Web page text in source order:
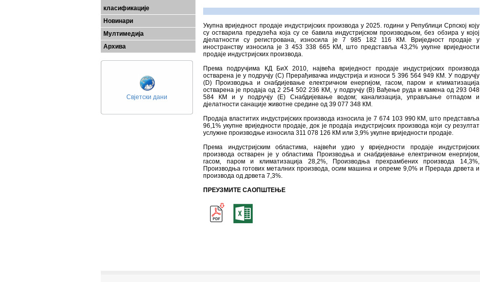
класификације
Новинари
Мултимедија
Архива
Свјетски дани
Укупна вриједност продаје индустријских производа у 2025. години у Републици Српској коју
су остварила предузећа која су се бавила индустријском производњом, без обзира у којој
дјелатности су регистрована, износила је 7 985 182 116 КМ. Вриједност продаје у
иностранству износила је 3 453 338 665 КМ, што представља 43,2% укупне вриједности
продаје индустријских производа.
Према подручјима КД БиХ 2010, највећа вриједност продаје индустријских производа
остварена је у подручју (С) Прерађивачка индустрија и износи 5 396 564 949 КМ. У подручју
(D) Производња и снабдијевање електричном енергијом, гасом, паром и климатизација
остварена је продаја од 2 254 502 236 КМ, у подручју (B) Вађење руда и камена од 293 048
584 КМ и у подручју (Е) Снабдијевање водом; канализација, управљање отпадом и
дјелатности санације животне средине од 39 077 348 КМ.
Продаја властитих индустријских производа износила је 7 674 103 990 КМ, што представља
96,1% укупне вриједности продаје, док је продаја индустријских производа који су резултат
услужне производње износила 311 078 126 КМ или 3,9% укупне вриједности продаје.
Према индустријским областима, највећи удио у вриједности продаје индустријских
производа остварен је у областима Производњa и снабдијевање eлектричном енергијом,
гасом, паром и климатизација 28,2%, Производњa прехрамбених производа 14,3%,
Производњa готових металних производа, осим машина и опреме 9,0% и Прерадa дрвета и
производа од дрвета 7,3%.
ПРЕУЗМИТЕ САОПШТЕЊЕ